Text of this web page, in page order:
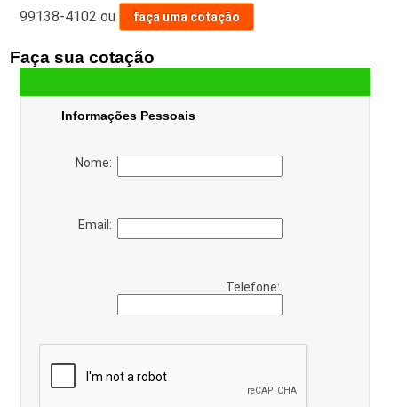
99138-4102 ou faça uma cotação
Faça sua cotação
Informações Pessoais
Nome:
Email:
Telefone: